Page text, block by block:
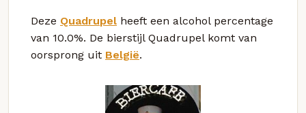
Deze Quadrupel heeft een alcohol percentage
van 10.0%. De bierstijl Quadrupel komt van
oorsprong uit België.